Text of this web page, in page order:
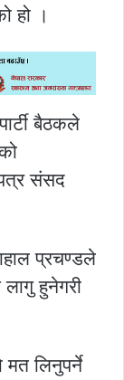
हो ।
बैठकले
संसद
प्रचण्डले
हुनेगरी
मत लिनुपर्ने